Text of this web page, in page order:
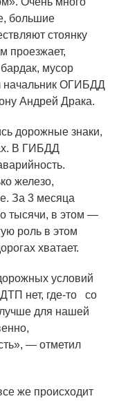
большие
стоянку
проезжает,
мусор
начальник ОГИБДД
Андрей Драка.
дорожные знаки,
В ГИБДД
железо,
За 3 месяца
тысячи, в этом —
роль в этом
хватает.
условий
нет, где-то со
для нашей
— отметил
же происходит